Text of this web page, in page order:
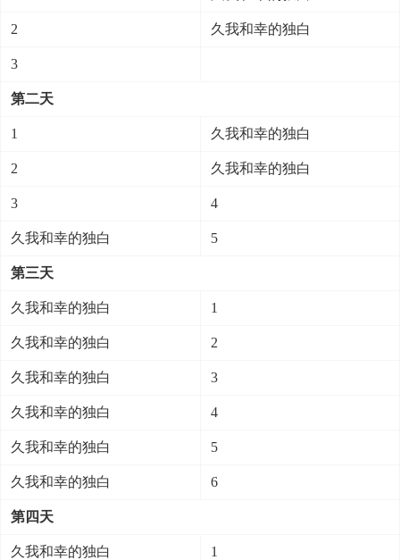
2 久我和幸的独白
3
第二天
1 久我和幸的独白
2 久我和幸的独白
3 4
久我和幸的独白 5
第三天
久我和幸的独白 1
久我和幸的独白 2
久我和幸的独白 3
久我和幸的独白 4
久我和幸的独白 5
久我和幸的独白 6
第四天
久我和幸的独白 1